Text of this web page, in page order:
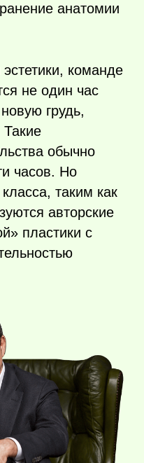
анатомии
команде
не один час
грудь,
обычно
часов. Но
таким как
авторские
пластики с